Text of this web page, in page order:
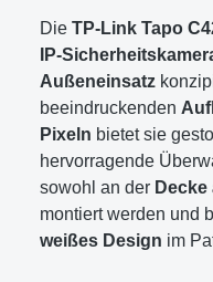
Die TP-Link Tapo
IP-
Außeneinsatz
beeindruckenden
Pixeln bietet sie
hervorragende
sowohl an der Decke
montiert werden und
weißes Design im